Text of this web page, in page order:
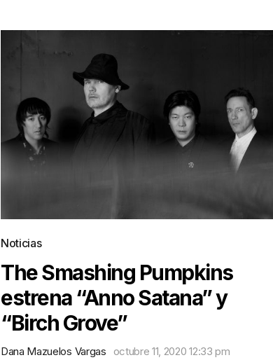
Noticias
The Smashing Pumpkins
estrena “Anno Satana” y
“Birch Grove”
Dana Mazuelos Vargas octubre 11, 2020 12:33 pm